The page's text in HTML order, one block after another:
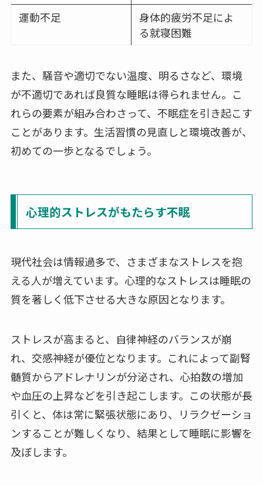
運動不足
身体的疲労不足によ
る就寝困難
また、騒音や適切でない温度、明るさなど、環境
が不適切であれば良質な睡眠は得られません。こ
れらの要素が組み合わさって、不眠症を引き起こす
ことがあります。生活習慣の見直しと環境改善が、
初めての一歩となるでしょう。
心理的ストレスがもたらす不眠
現代社会は情報過多で、さまざまなストレスを抱
える人が増えています。心理的なストレスは睡眠の
質を著しく低下させる大きな原因となります。
ストレスが高まると、自律神経のバランスが崩
れ、交感神経が優位となります。これによって副腎
髄質からアドレナリンが分泌され、心拍数の増加
や血圧の上昇などを引き起こします。この状態が長
引くと、体は常に緊張状態にあり、リラクゼーショ
ンすることが難しくなり、結果として睡眠に影響を
及ぼします。